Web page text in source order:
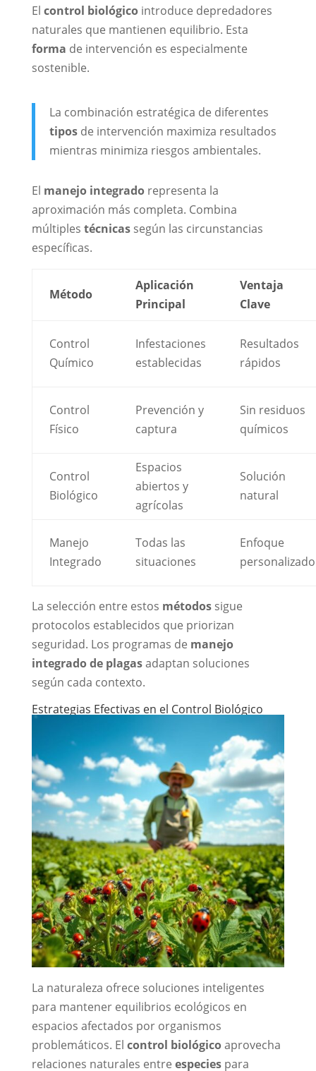
El control biológicointroduce depredadores
naturales que mantienen equilibrio. Esta
forma de intervención es especialmente
sostenible.
La combinación estratégica de diferentes
tiposde intervención maximiza resultados
mientras minimiza riesgos ambientales.
El manejo integradorepresenta la
aproximación más completa. Combina
múltiples técnicassegún las circunstancias
específicas.
Método
Aplicación
Principal
Ventaja
Clave
Control
Químico
Infestaciones
establecidas
Resultados
rápidos
Control
Físico
Prevención y
captura
Sin residuos
químicos
Control
Biológico
Espacios
abiertos y
agrícolas
Solución
natural
Manejo
Integrado
Todas las
situaciones
Enfoque
personalizado
La selección entre estos métodossigue
protocolos establecidos que priorizan
seguridad. Los programas de manejo
integrado de plagasadaptan soluciones
según cada contexto.
Estrategias Efectivas en el Control Biológico
La naturaleza ofrece soluciones inteligentes
para mantener equilibrios ecológicos en
espacios afectados por organismos
problemáticos. El control biológicoaprovecha
relaciones naturales entre especiespara